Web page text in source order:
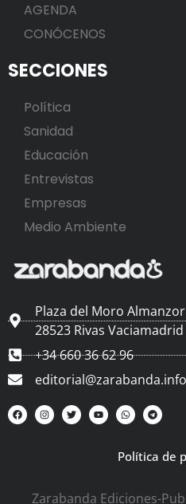
AGENDA
CONÓCENOS
SECCIONES
Política
Sanidad
Educación
Entrevistas
Empresas
Medio Ambiente
Plaza del Moro Almanzor
28523 Rivas
+34 660 36 62 96
editorial@zarabanda.info
Política de
Zarabanda Ediciones-